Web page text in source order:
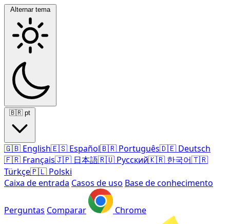
Alternar tema
🇧🇷 pt
🇬🇧 English🇪🇸 Español🇧🇷 Português🇩🇪 Deutsch
🇫🇷 Français🇯🇵 日本語🇷🇺 Русский🇰🇷 한국어🇹🇷
Türkçe🇵🇱 Polski
Caixa de entrada Casos de uso Base de conhecimento
Perguntas Comparar Chrome